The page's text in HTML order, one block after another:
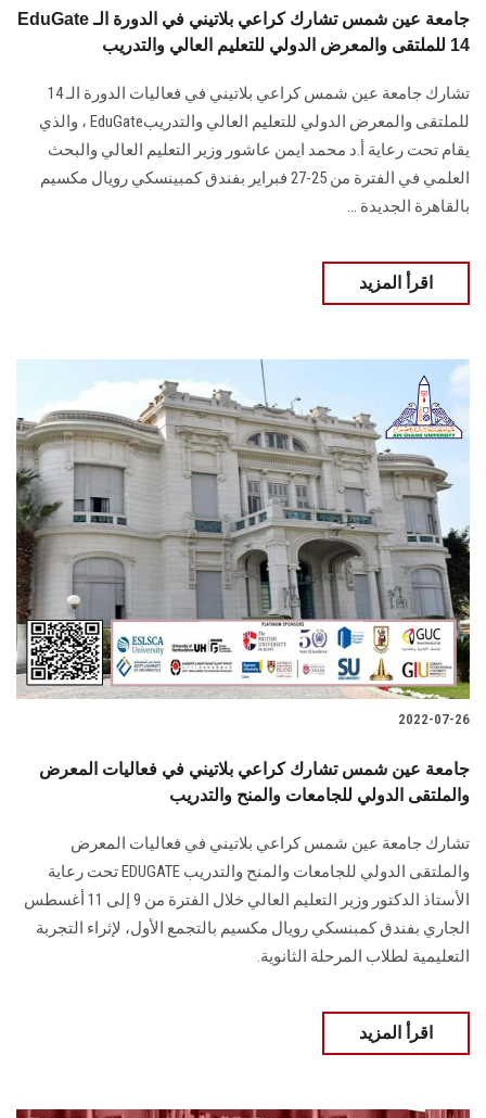
EduGate جامعة عين شمس تشارك كراعي بلاتيني في الدورة الـ
14 للملتقى والمعرض الدولي للتعليم العالي والتدريب
تشارك جامعة عين شمس كراعي بلاتيني في فعاليات الدورة الـ 14
للملتقى والمعرض الدولي ‏للتعليم العالي والتدريب‎ EduGate، والذي
يقام تحت رعاية أ.د محمد ايمن عاشور وزير التعليم ‏العالي والبحث
العلمي في الفترة من 25-27 فبراير بفندق كمبينسكي رويال مكسيم
بالقاهرة ‏الجديدة ...
اقرأ المزيد
2022-07-26
جامعة عين شمس تشارك كراعي بلاتيني في فعاليات المعرض
والملتقى الدولي للجامعات والمنح والتدريب
تشارك جامعة عين شمس كراعي بلاتيني في فعاليات المعرض
والملتقى الدولي للجامعات والمنح والتدريب EDUGATE تحت رعاية
الأستاذ الدكتور وزير التعليم العالي خلال الفترة من 9 إلى 11 أغسطس
الجاري بفندق كمبنسكي رويال مكسيم بالتجمع الأول، لإثراء التجربة
التعليمية لطلاب المرحلة الثانوية.
اقرأ المزيد